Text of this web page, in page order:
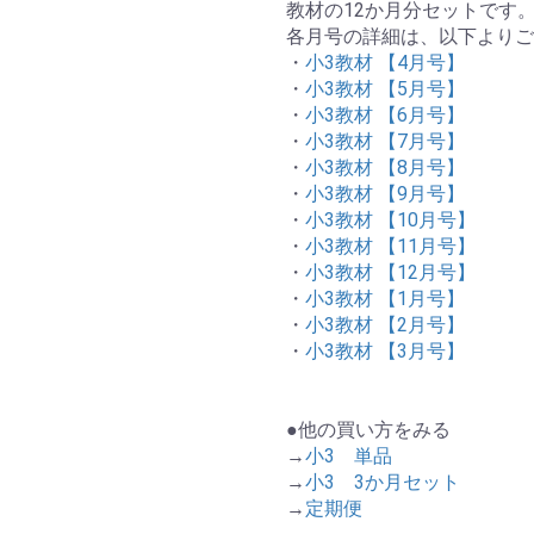
教材の12か月分セットです
各月号の詳細は、以下より
・ 小3教材 【4月号】
・ 小3教材 【5月号】
・ 小3教材 【6月号】
・ 小3教材 【7月号】
・ 小3教材 【8月号】
・ 小3教材 【9月号】
・ 小3教材 【10月号】
・ 小3教材 【11月号】
・ 小3教材 【12月号】
・ 小3教材 【1月号】
・ 小3教材 【2月号】
・ 小3教材 【3月号】
●他の買い方をみる
→小3 単品
→小3 3か月セット
→ 定期便